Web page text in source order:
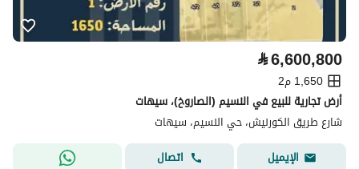
⃁6,600,800
1,650 م2
أرض تجارية للبيع في النسيم (الصاروخ)، سيهات
شارع طريق الكورنيش، حي النسيم، سيهات
الإيميل
اتصال